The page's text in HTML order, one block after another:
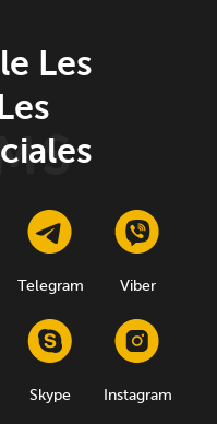
Les
Telegram Viber
Skype Instagram